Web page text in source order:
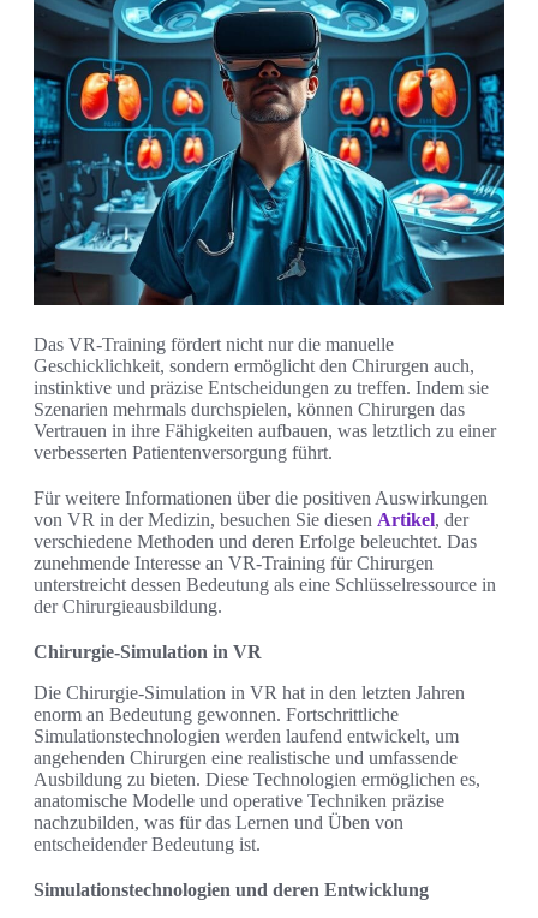
Das VR-Training fördert nicht nur die manuelle
Geschicklichkeit, sondern ermöglicht den Chirurgen auch,
instinktive und präzise Entscheidungen zu treffen. Indem sie
Szenarien mehrmals durchspielen, können Chirurgen das
Vertrauen in ihre Fähigkeiten aufbauen, was letztlich zu einer
verbesserten Patientenversorgung führt.
Für weitere Informationen über die positiven Auswirkungen
von VR in der Medizin, besuchen Sie diesen Artikel, der
verschiedene Methoden und deren Erfolge beleuchtet. Das
zunehmende Interesse an VR-Training für Chirurgen
unterstreicht dessen Bedeutung als eine Schlüsselressource in
der Chirurgieausbildung.
Chirurgie-Simulation in VR
Die Chirurgie-Simulation in VR hat in den letzten Jahren
enorm an Bedeutung gewonnen. Fortschrittliche
Simulationstechnologien werden laufend entwickelt, um
angehenden Chirurgen eine realistische und umfassende
Ausbildung zu bieten. Diese Technologien ermöglichen es,
anatomische Modelle und operative Techniken präzise
nachzubilden, was für das Lernen und Üben von
entscheidender Bedeutung ist.
Simulationstechnologien und deren Entwicklung